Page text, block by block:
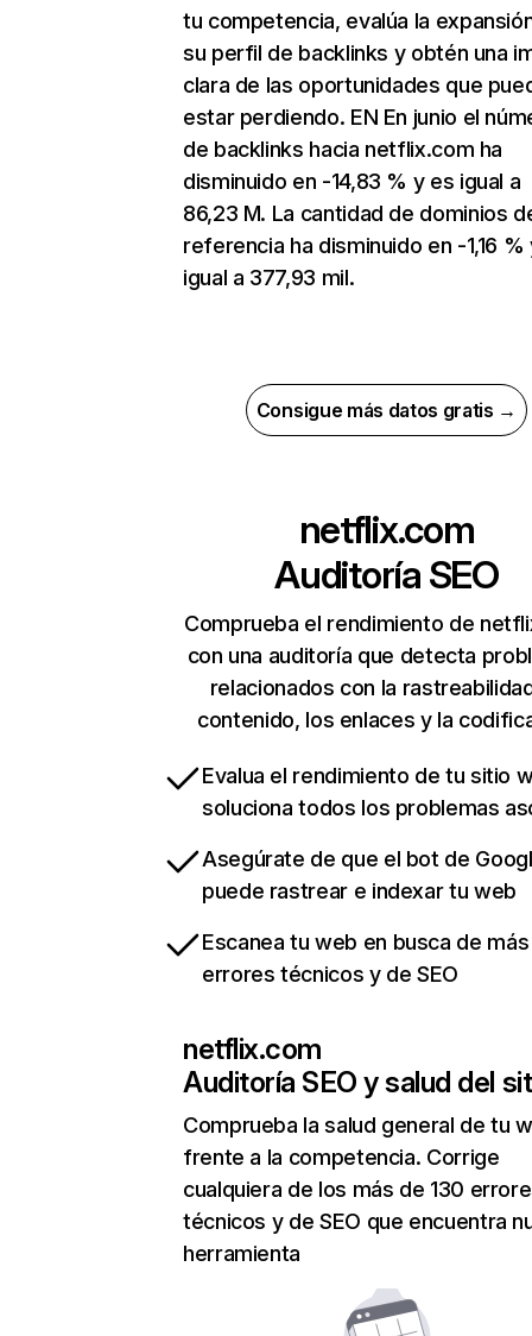
tu competencia, evalúa la
su perfil de backlinks y obtén una
clara de las oportunidades que
estar perdiendo. EN En junio el
de backlinks hacia netflix.com ha
disminuido en -14,83 % y es igual a
86,23 M. La cantidad de dominios
referencia ha disminuido en -1,16 %
igual a 377,93 mil.
Consigue más datos gratis →
netflix.com
Auditoría SEO
Comprueba el rendimiento de
con una auditoría que detecta
relacionados con la
contenido, los enlaces y la
Evalua el rendimiento de tu sitio
soluciona todos los problemas
Asegúrate de que el bot de
puede rastrear e indexar tu web
Escanea tu web en busca de
errores técnicos y de SEO
netflix.com
Auditoría SEO y salud del
Comprueba la salud general de tu
frente a la competencia. Corrige
cualquiera de los más de 130
técnicos y de SEO que encuentra
herramienta